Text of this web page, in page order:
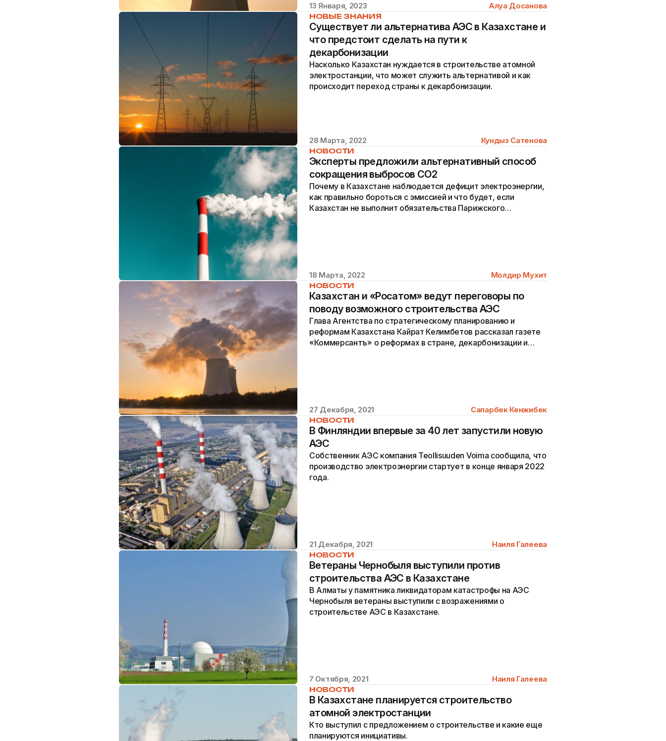
13 Января, 2023 Алуа Досанова
НОВЫЕ ЗНАНИЯ
Существует ли альтернатива АЭС в Казахстане и
что предстоит сделать на пути к
декарбонизации
Насколько Казахстан нуждается в строительстве атомной
электростанции, что может служить альтернативой и как
происходит переход страны к декарбонизации.
28 Марта, 2022 Кундыз Сатенова
НОВОСТИ
Эксперты предложили альтернативный способ
сокращения выбросов CO2
Почему в Казахстане наблюдается дефицит электроэнергии,
как правильно бороться с эмиссией и что будет, если
Казахстан не выполнит обязательства Парижского
18 Марта, 2022 Молдир Мухит
НОВОСТИ
Казахстан и «Росатом» ведут переговоры по
поводу возможного строительства АЭС
Глава Агентства по стратегическому планированию и
реформам Казахстана Кайрат Келимбетов рассказал газете
«Коммерсантъ» о реформах в стране, декарбонизации и
27 Декабря, 2021 Сапарбек Кенжибек
НОВОСТИ
В Финляндии впервые за 40 лет запустили новую
АЭС
Собственник АЭС компания Teollisuuden Voima сообщила, что
производство электроэнергии стартует в конце января 2022
года.
21 Декабря, 2021 Наиля Галеева
НОВОСТИ
Ветераны Чернобыля выступили против
строительства АЭС в Казахстане
В Алматы у памятника ликвидаторам катастрофы на АЭС
Чернобыля ветераны выступили с возражениями о
строительстве АЭС в Казахстане.
7 Октября, 2021 Наиля Галеева
НОВОСТИ
В Казахстане планируется строительство
атомной электростанции
Кто выступил с предложением о строительстве и какие еще
планируются инициативы.